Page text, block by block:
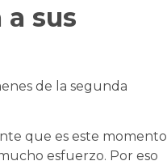
sus
de la segunda
que es este momento
esfuerzo. Por eso